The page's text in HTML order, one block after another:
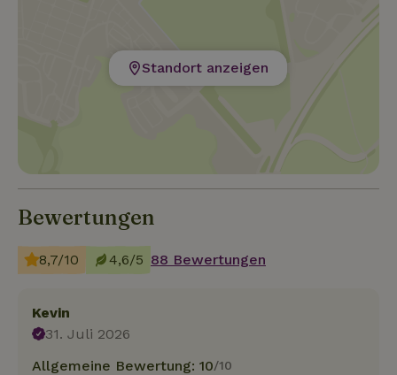
Standort anzeigen
Bewertungen
8,7/10 4,6/5 88 Bewertungen
Kevin
31. Juli 2026
Allgemeine Bewertung: 10/10